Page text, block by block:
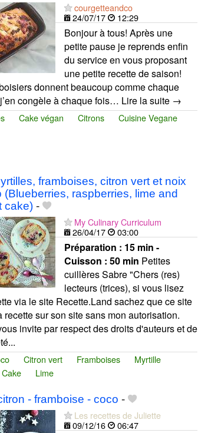
courgetteandco
24/07/17
12:29
Bonjour à tous! Après une
petite pause je reprends enfin
du service en vous proposant
une petite recette de saison!
donnent beaucoup comme chaque
congèle à chaque fois… Lire la suite →
Cake végan Citrons
Cuisine Vegane
framboises, citron vert et noix
(Blueberries, raspberries, lime and
cake)-
My Culinary Curriculum
26/04/17
03:00
Préparation : 15 min -
Cuisson : 50 min Petites
cuillères Sabre "Chers (res)
lecteurs (trices), si vous lisez
via le site Recette.Land sachez que ce site
recette sur son site sans mon autorisation.
invite par respect des droits d'auteurs et de
Citron vert Framboises
Myrtille
Cake Lime
- framboise - coco -
Les recettes de Juliette
09/12/16
06:47